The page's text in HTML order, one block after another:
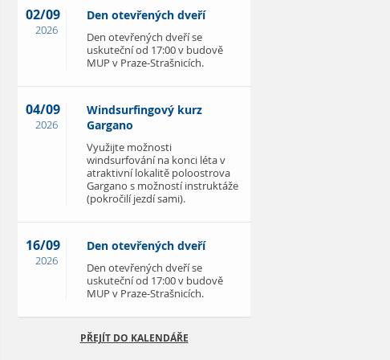
02/09
2026
Den otevřených dveří
Den otevřených dveří se
uskuteční od 17:00 v budově
MUP v Praze-Strašnicích.
04/09
2026
Windsurfingový kurz
Gargano
Využijte možnosti
windsurfování na konci léta v
atraktivní lokalitě poloostrova
Gargano s možností instruktáže
(pokročilí jezdí sami).
16/09
2026
Den otevřených dveří
Den otevřených dveří se
uskuteční od 17:00 v budově
MUP v Praze-Strašnicích.
PŘEJÍT DO KALENDÁŘE